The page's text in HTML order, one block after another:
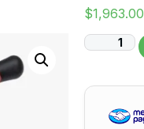
$1,963.00